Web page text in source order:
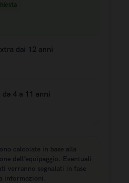
dai 12 anni
4 a 11 anni
calcolate in base alla
dell’equipaggio. Eventuali
verranno segnalati in fase
informazioni.